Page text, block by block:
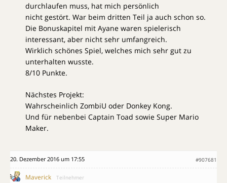
durchlaufen muss, hat mich persönlich
nicht gestört. War beim dritten Teil ja auch schon so.
Die Bonuskapitel mit Ayane waren spielerisch
interessant, aber nicht sehr umfangreich.
Wirklich schönes Spiel, welches mich sehr gut zu
unterhalten wusste.
8/10 Punkte.
Nächstes Projekt:
Wahrscheinlich ZombiU oder Donkey Kong.
Und für nebenbei Captain Toad sowie Super Mario
Maker.
20. Dezember 2016 um 17:55 #907681
Maverick Teilnehmer